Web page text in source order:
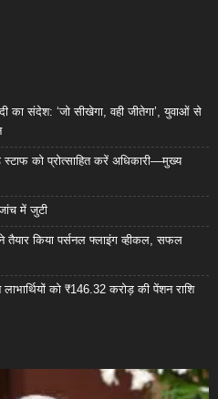
का संदेश: ‘जो सीखेगा, वही जीतेगा’, युवाओं से
को प्रोत्साहित करें अधिकारी—मुख्य
में जुटी
तैयार किया पर्सनल फ्लाइंग व्हीकल, सफल
को ₹146.32 करोड़ की पेंशन राशि